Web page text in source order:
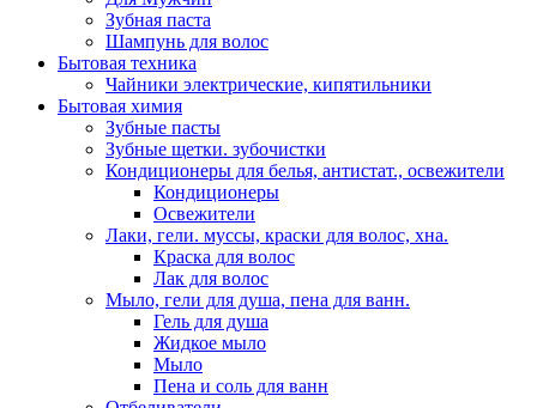
Зубная паста
Шампунь для волос
Бытовая техника
Чайники электрические, кипятильники
Бытовая химия
Зубные пасты
Зубные щетки. зубочистки
Кондиционеры для белья, антистат., освежители
Кондиционеры
Освежители
Лаки, гели. муссы, краски для волос, хна.
Краска для волос
Лак для волос
Мыло, гели для душа, пена для ванн.
Гель для душа
Жидкое мыло
Мыло
Пена и соль для ванн